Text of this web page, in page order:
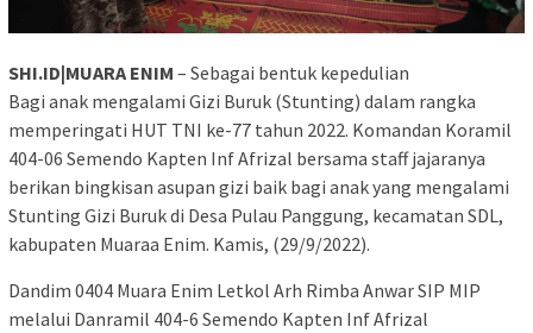
SHI.ID|MUARA ENIM – Sebagai bentuk kepedulian
Bagi anak mengalami Gizi Buruk (Stunting) dalam rangka
memperingati HUT TNI ke-77 tahun 2022. Komandan Koramil
404-06 Semendo Kapten Inf Afrizal bersama staff jajaranya
berikan bingkisan asupan gizi baik bagi anak yang mengalami
Stunting Gizi Buruk di Desa Pulau Panggung, kecamatan SDL,
kabupaten Muaraa Enim. Kamis, (29/9/2022).
Dandim 0404 Muara Enim Letkol Arh Rimba Anwar SIP MIP
melalui Danramil 404-6 Semendo Kapten Inf Afrizal